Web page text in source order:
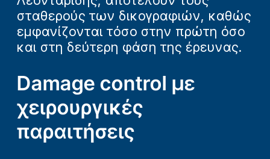
σταθερούς των δικογραφιών, καθώς
εμφανίζονται τόσο στην πρώτη όσο
και στη δεύτερη φάση της έρευνας.
Damage control με
χειρουργικές
παραιτήσεις